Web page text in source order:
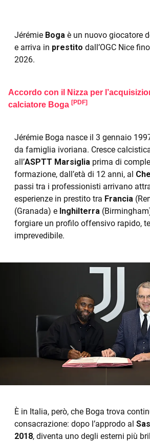
Jérémie Boga è un nuovo giocatore
e arriva in prestito dall’OGC Nice
2026.
Accordo con il Nizza per
calciatore Boga [PDF]
Jérémie Boga nasce il 3 gennaio
da famiglia ivoriana. Cresce
all’ASPTT Marsiglia prima di
formazione, dall’età di 12 anni, al
passi tra i professionisti arrivano
esperienze in prestito tra Francia
(Granada) e Inghilterra
forgiare un profilo offensivo rapido,
imprevedibile.
È in Italia, però, che Boga trova
consacrazione: dopo l’approdo al
2018, diventa uno degli esterni più